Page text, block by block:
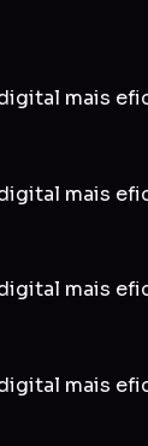
mais
mais
mais
mais